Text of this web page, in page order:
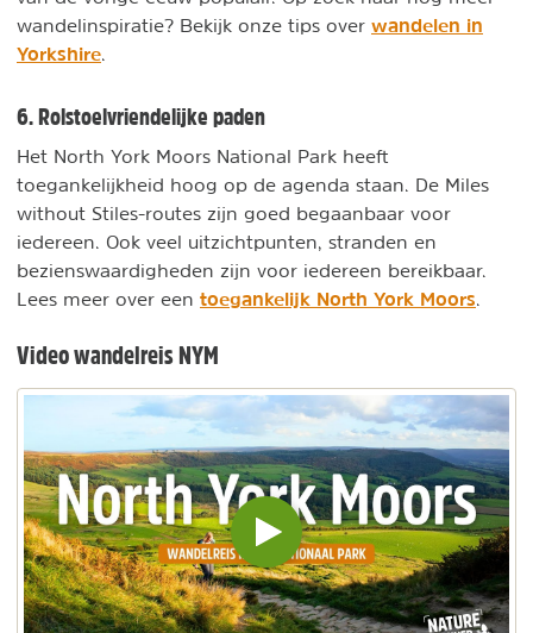
wandelinspiratie? Bekijk onze tips over wandelen in
Yorkshire.
6. Rolstoelvriendelijke paden
Het North York Moors National Park heeft
toegankelijkheid hoog op de agenda staan. De Miles
without Stiles-routes zijn goed begaanbaar voor
iedereen. Ook veel uitzichtpunten, stranden en
bezienswaardigheden zijn voor iedereen bereikbaar.
Lees meer over een toegankelijk North York Moors.
Video wandelreis NYM
Video
inladen
en
afspelen